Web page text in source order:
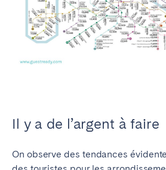
Il y a de l’argent à faire
On observe des tendances
Viana do Castelo
Aller sur la page globale